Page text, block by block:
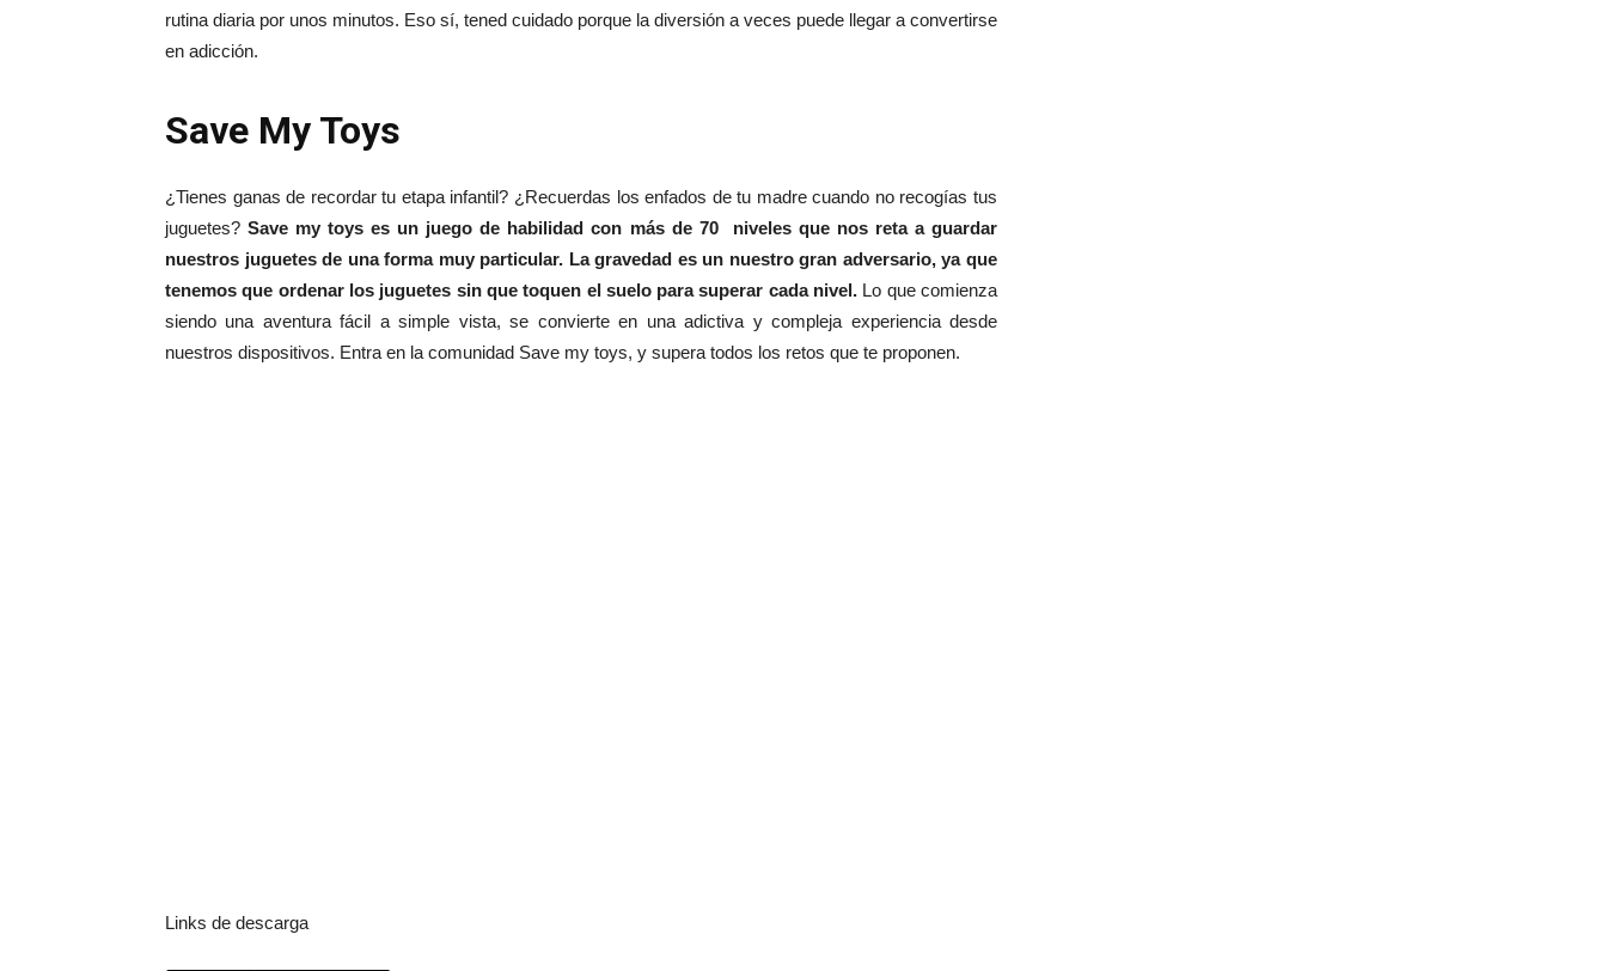
rutina diaria por unos minutos. Eso sí, tened cuidado porque la diversión a veces puede llegar a convertirse
en adicción.
Save My Toys
¿Tienes ganas de recordar tu etapa infantil? ¿Recuerdas los enfados de tu madre cuando no recogías tus
juguetes? Save my toys es un juego de habilidad con más de 70 niveles que nos reta a guardar
nuestros juguetes de una forma muy particular. La gravedad es un nuestro gran adversario, ya que
tenemos que ordenar los juguetes sin que toquen el suelo para superar cada nivel. Lo que comienza
siendo una aventura fácil a simple vista, se convierte en una adictiva y compleja experiencia desde
nuestros dispositivos. Entra en la comunidad Save my toys, y supera todos los retos que te proponen.
Links de descarga